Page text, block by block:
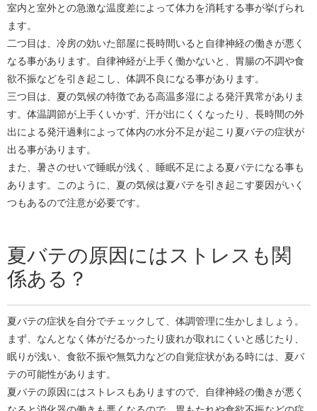
室内と室外との急激な温度差によって体力を消耗する事が挙げられ
ます。
二つ目は、冷房の効いた部屋に長時間いると自律神経の働きが悪く
なる事があります。自律神経が上手く働かないと、胃腸の不調や食
欲不振などを引き起こし、体調不良になる事があります。
三つ目は、夏の気候の特徴である高温多湿による発汗異常がありま
す。体温調節が上手くいかず、汗が出にくくなったり、長時間の外
出による発汗過剰によって体内の水分不足が起こり夏バテの症状が
出る事があります。
また、暑さのせいで睡眠が浅く、睡眠不足による夏バテになる事も
あります。このように、夏の気候は夏バテを引き起こす要因がいく
つもあるので注意が必要です。
夏バテの原因にはストレスも関
係ある？
夏バテの症状を自分でチェックして、体調管理に生かしましょう。
まず、なんとなく体がだるかったり疲れが取れにくいと感じたり、
眠りが浅い、食欲不振や無気力などの自覚症状がある時には、夏バ
テの可能性があります。
夏バテの原因にはストレスもありますので、自律神経の働きが悪く